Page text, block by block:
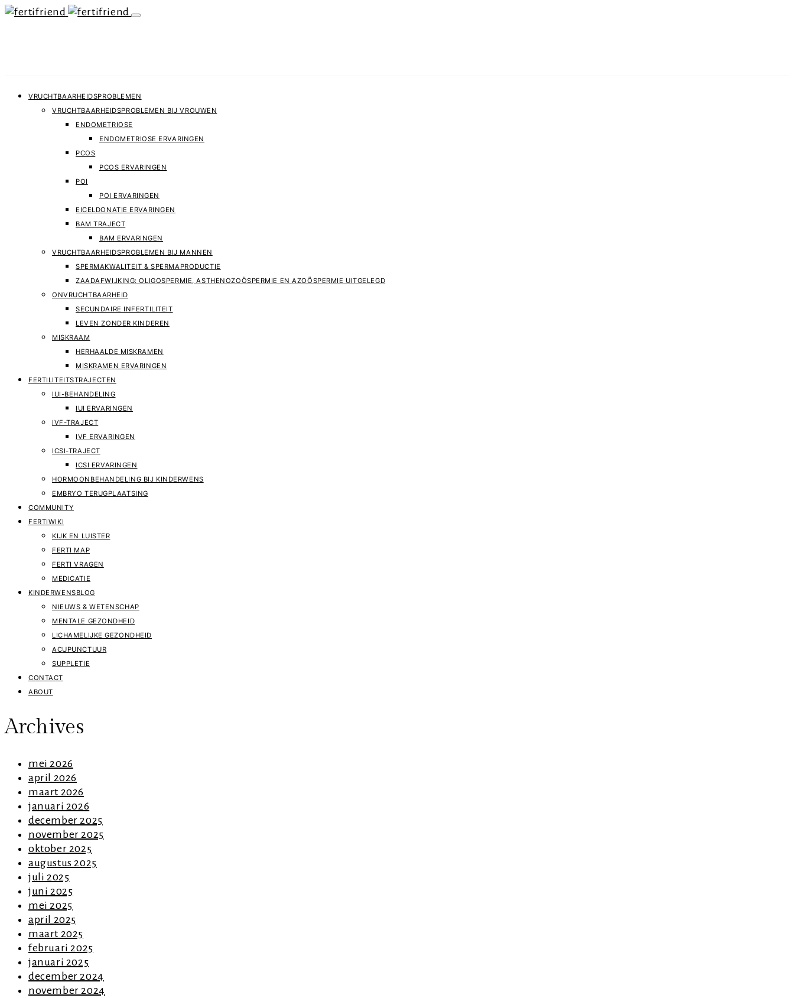
VRUCHTBAARHEIDSPROBLEMEN
VRUCHTBAARHEIDSPROBLEMEN BIJ VROUWEN
ENDOMETRIOSE
ENDOMETRIOSE ERVARINGEN
PCOS
PCOS ERVARINGEN
POI
POI ERVARINGEN
EICELDONATIE ERVARINGEN
BAM TRAJECT
BAM ERVARINGEN
VRUCHTBAARHEIDSPROBLEMEN BIJ MANNEN
SPERMAKWALITEIT & SPERMAPRODUCTIE
ZAADAFWIJKING: OLIGOSPERMIE, ASTHENOZOÖSPERMIE EN AZOÖSPERMIE UITGELEGD
ONVRUCHTBAARHEID
SECUNDAIRE INFERTILITEIT
LEVEN ZONDER KINDEREN
MISKRAAM
HERHAALDE MISKRAMEN
MISKRAMEN ERVARINGEN
FERTILITEITSTRAJECTEN
IUI-BEHANDELING
IUI ERVARINGEN
IVF-TRAJECT
IVF ERVARINGEN
ICSI-TRAJECT
ICSI ERVARINGEN
HORMOONBEHANDELING BIJ KINDERWENS
EMBRYO TERUGPLAATSING
COMMUNITY
FERTIWIKI
KIJK EN LUISTER
FERTI MAP
FERTI VRAGEN
MEDICATIE
KINDERWENSBLOG
NIEUWS & WETENSCHAP
MENTALE GEZONDHEID
LICHAMELIJKE GEZONDHEID
ACUPUNCTUUR
SUPPLETIE
CONTACT
ABOUT
Archives
mei 2026
april 2026
maart 2026
januari 2026
december 2025
november 2025
oktober 2025
augustus 2025
juli 2025
juni 2025
mei 2025
april 2025
maart 2025
februari 2025
januari 2025
december 2024
november 2024